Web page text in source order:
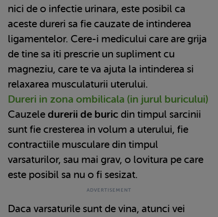
nici de o infectie urinara, este posibil ca
aceste dureri sa fie cauzate de intinderea
ligamentelor. Cere-i medicului care are grija
de tine sa iti prescrie un supliment cu
magneziu, care te va ajuta la intinderea si
relaxarea musculaturii uterului.
Dureri in zona ombilicala (in jurul buricului)
Cauzele durerii de buric din timpul sarcinii
sunt fie cresterea in volum a uterului, fie
contractiile musculare din timpul
varsaturilor, sau mai grav, o lovitura pe care
este posibil sa nu o fi sesizat.
Daca varsaturile sunt de vina, atunci vei